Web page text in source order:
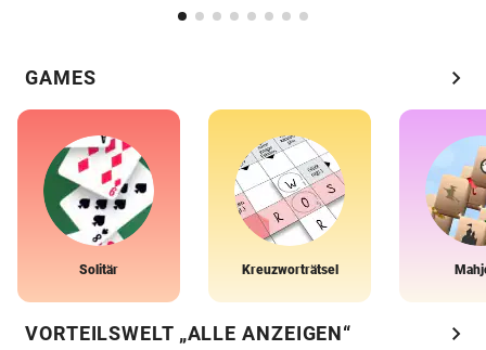
GAMES chevron_right
Solitär Kreuzworträtsel
VORTEILSWELT „ALLE ANZEIGEN“ chevron_right